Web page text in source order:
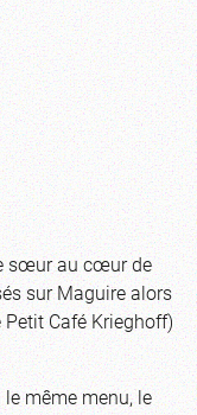
sœur au cœur de
sur Maguire alors
Café Krieghoff)
même menu, le